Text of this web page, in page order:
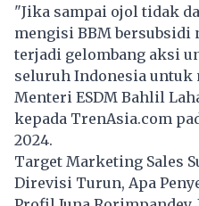
"Jika sampai ojol tidak
mengisi BBM bersubsidi
terjadi gelombang aksi
seluruh Indonesia untuk
Menteri ESDM Bahlil
kepada TrenAsia.com
2024.
Target Marketing Sales
Direvisi Turun, Apa